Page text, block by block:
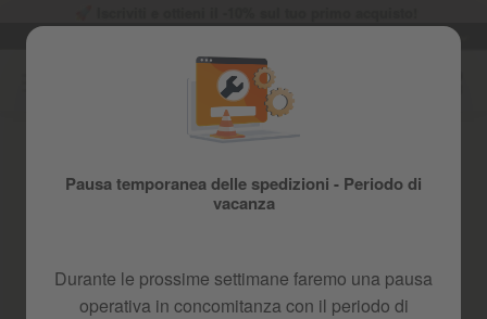
Pausa temporanea delle spedizioni - Periodo di
vacanza
Durante le prossime settimane faremo una pausa
operativa in concomitanza con il periodo di
Lingua